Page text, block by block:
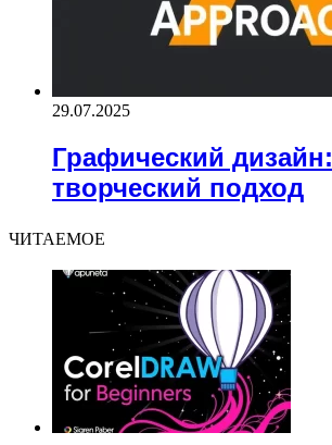
29.07.2025
Графический дизайн:
творческий подход
ЧИТАЕМОЕ